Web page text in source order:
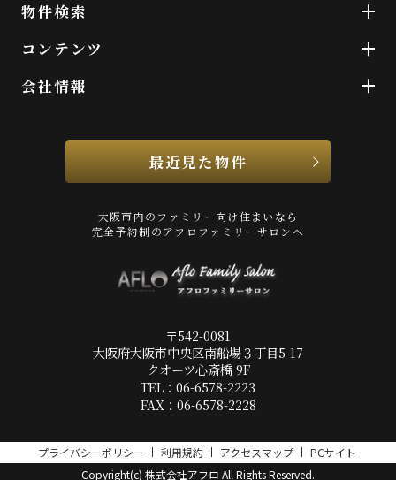
物件検索
コンテンツ
会社情報
最近見た物件
大阪市内のファミリー向け住まいなら
完全予約制のアフロファミリーサロンへ
〒542-0081
大阪府大阪市中央区南船場３丁目5-17
クオーツ心斎橋 9F
TEL：06-6578-2223
FAX：06-6578-2228
プライバシーポリシー 利用規約 アクセスマップ
PCサイト
Copyright(c) 株式会社アフロ All Rights Reserved.